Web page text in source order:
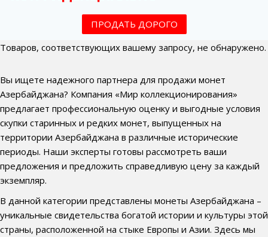
ПРОДАТЬ ДОРОГО
Товаров, соответствующих вашему запросу, не обнаружено.
Вы ищете надежного партнера для продажи монет
Азербайджана? Компания «Мир коллекционирования»
предлагает профессиональную оценку и выгодные условия
скупки старинных и редких монет, выпущенных на
территории Азербайджана в различные исторические
периоды. Наши эксперты готовы рассмотреть ваши
предложения и предложить справедливую цену за каждый
экземпляр.
В данной категории представлены монеты Азербайджана –
уникальные свидетельства богатой истории и культуры этой
страны, расположенной на стыке Европы и Азии. Здесь мы